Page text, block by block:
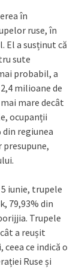
în
ruse, în
El a susținut că
sute
probabil, a
milioane de
mare decât
ocupanții
regiunea
presupune,
iunie, trupele
79,93% din
Trupele
a reușit
ce indică o
Ruse și